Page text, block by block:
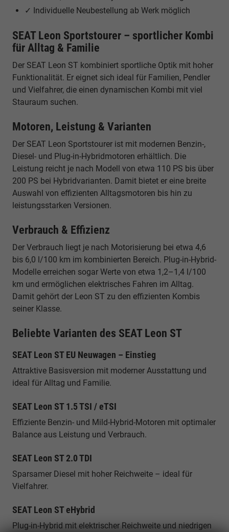
✓ Individuelle Neubestellung ab Werk möglich
SEAT Leon Sportstourer – sportlicher Kombi
für Alltag & Familie
Der SEAT Leon ST kombiniert sportliche Optik mit hoher
Funktionalität. Er eignet sich ideal für Familien, Pendler
und Vielfahrer, die einen dynamischen Kombi mit viel
Stauraum suchen.
Motoren, Leistung & Varianten
Der SEAT Leon Sportstourer ist mit modernen Benzin-,
Diesel- und Plug-in-Hybridmotoren erhältlich. Die
Leistung reicht je nach Modell von etwa 110 PS bis über
200 PS bei Hybridvarianten. Damit bietet er eine breite
Auswahl von effizienten Alltagsmotoren bis hin zu
leistungsstarken Versionen.
Verbrauch & Effizienz
Der Verbrauch liegt je nach Motorisierung bei etwa 4,6
bis 6,0 l/100 km im kombinierten Bereich. Plug-in-Hybrid-
Modelle erreichen sogar Werte von etwa 1,2–1,4 l/100
km und ermöglichen elektrisches Fahren im Alltag.
Damit gehört der Leon ST zu den effizienten Kombis
seiner Klasse.
Beliebte Varianten des SEAT Leon ST
SEAT Leon ST EU Neuwagen – Einstieg
Attraktive Basisversion mit moderner Ausstattung und
ideal für Alltag und Familie.
SEAT Leon ST 1.5 TSI / eTSI
Effiziente Benzin- und Mild-Hybrid-Motoren mit optimaler
Balance aus Leistung und Verbrauch.
SEAT Leon ST 2.0 TDI
Sparsamer Diesel mit hoher Reichweite – ideal für
Vielfahrer.
SEAT Leon ST eHybrid
Plug-in-Hybrid mit elektrischer Reichweite und niedrigen